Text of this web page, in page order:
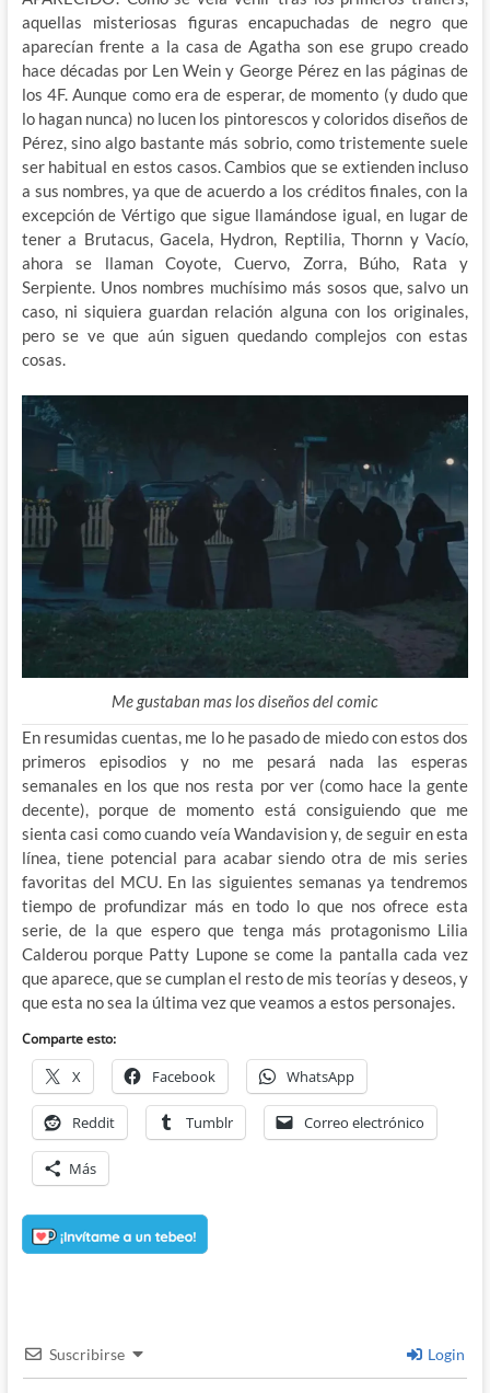
aquellas misteriosas figuras encapuchadas de negro que
aparecían frente a la casa de Agatha son ese grupo creado
hace décadas por Len Wein y George Pérez en las páginas de
los 4F. Aunque como era de esperar, de momento (y dudo que
lo hagan nunca) no lucen los pintorescos y coloridos diseños de
Pérez, sino algo bastante más sobrio, como tristemente suele
ser habitual en estos casos. Cambios que se extienden incluso
a sus nombres, ya que de acuerdo a los créditos finales, con la
excepción de Vértigo que sigue llamándose igual, en lugar de
tener a Brutacus, Gacela, Hydron, Reptilia, Thornn y Vacío,
ahora se llaman Coyote, Cuervo, Zorra, Búho, Rata y
Serpiente. Unos nombres muchísimo más sosos que, salvo un
caso, ni siquiera guardan relación alguna con los originales,
pero se ve que aún siguen quedando complejos con estas
cosas.
Me gustaban mas los diseños del comic
En resumidas cuentas, me lo he pasado de miedo con estos dos
primeros episodios y no me pesará nada las esperas
semanales en los que nos resta por ver (como hace la gente
decente), porque de momento está consiguiendo que me
sienta casi como cuando veía Wandavision y, de seguir en esta
línea, tiene potencial para acabar siendo otra de mis series
favoritas del MCU. En las siguientes semanas ya tendremos
tiempo de profundizar más en todo lo que nos ofrece esta
serie, de la que espero que tenga más protagonismo Lilia
Calderou porque Patty Lupone se come la pantalla cada vez
que aparece, que se cumplan el resto de mis teorías y deseos, y
que esta no sea la última vez que veamos a estos personajes.
Comparte esto:
X Facebook WhatsApp
Reddit Tumblr Correo electrónico
Más
Suscribirse Login